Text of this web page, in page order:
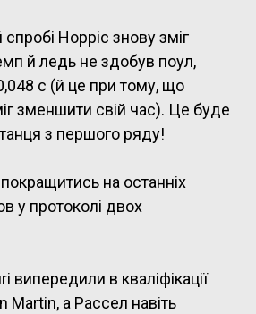
спробі Норріс знову зміг
й ледь не здобув поул,
с (й це при тому, що
зменшити свій час). Це буде
з першого ряду!
на останніх
у протоколі двох
випередили в кваліфікації
Martin, а Рассел навіть